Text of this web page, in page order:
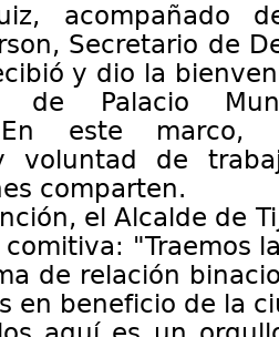
acompañado
Secretario de
y dio la
de Palacio
este marco,
voluntad de
comparten.
el Alcalde de
comitiva: "Traemos
de relación
en beneficio de la